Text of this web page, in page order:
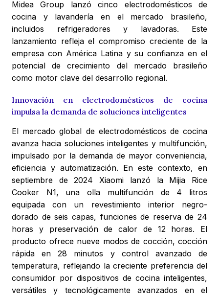
Midea Group lanzó cinco electrodomésticos de
cocina y lavandería en el mercado brasileño,
incluidos refrigeradores y lavadoras. Este
lanzamiento refleja el compromiso creciente de la
empresa con América Latina y su confianza en el
potencial de crecimiento del mercado brasileño
como motor clave del desarrollo regional.
Innovación en electrodomésticos de cocina
impulsa la demanda de soluciones inteligentes
El mercado global de electrodomésticos de cocina
avanza hacia soluciones inteligentes y multifunción,
impulsado por la demanda de mayor conveniencia,
eficiencia y automatización. En este contexto, en
septiembre de 2024 Xiaomi lanzó la Mijia Rice
Cooker N1, una olla multifunción de 4 litros
equipada con un revestimiento interior negro-
dorado de seis capas, funciones de reserva de 24
horas y preservación de calor de 12 horas. El
producto ofrece nueve modos de cocción, cocción
rápida en 28 minutos y control avanzado de
temperatura, reflejando la creciente preferencia del
consumidor por dispositivos de cocina inteligentes,
versátiles y tecnológicamente avanzados en el